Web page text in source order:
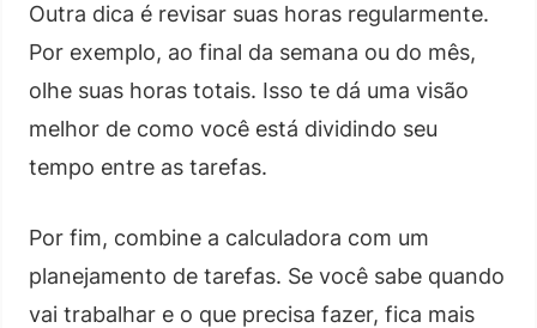
Outra dica é revisar suas horas regularmente.
Por exemplo, ao final da semana ou do mês,
olhe suas horas totais. Isso te dá uma visão
melhor de como você está dividindo seu
tempo entre as tarefas.
Por fim, combine a calculadora com um
planejamento de tarefas. Se você sabe quando
vai trabalhar e o que precisa fazer, fica mais